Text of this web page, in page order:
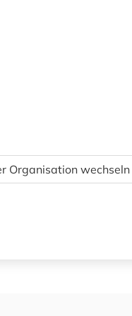
Organisation wechseln